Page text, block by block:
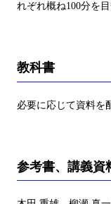
れぞれ概ね100分を目
教科書
必要に応じて資料を
参考書、講義資